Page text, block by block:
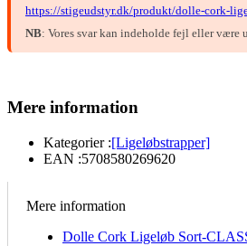
https://stigeudstyr.dk/produkt/dolle-cork-
NB: Vores svar kan indeholde fejl eller være
Mere information
Kategorier :[Ligeløbstrapper]
EAN :5708580269620
Mere information
Dolle Cork Ligeløb Sort-